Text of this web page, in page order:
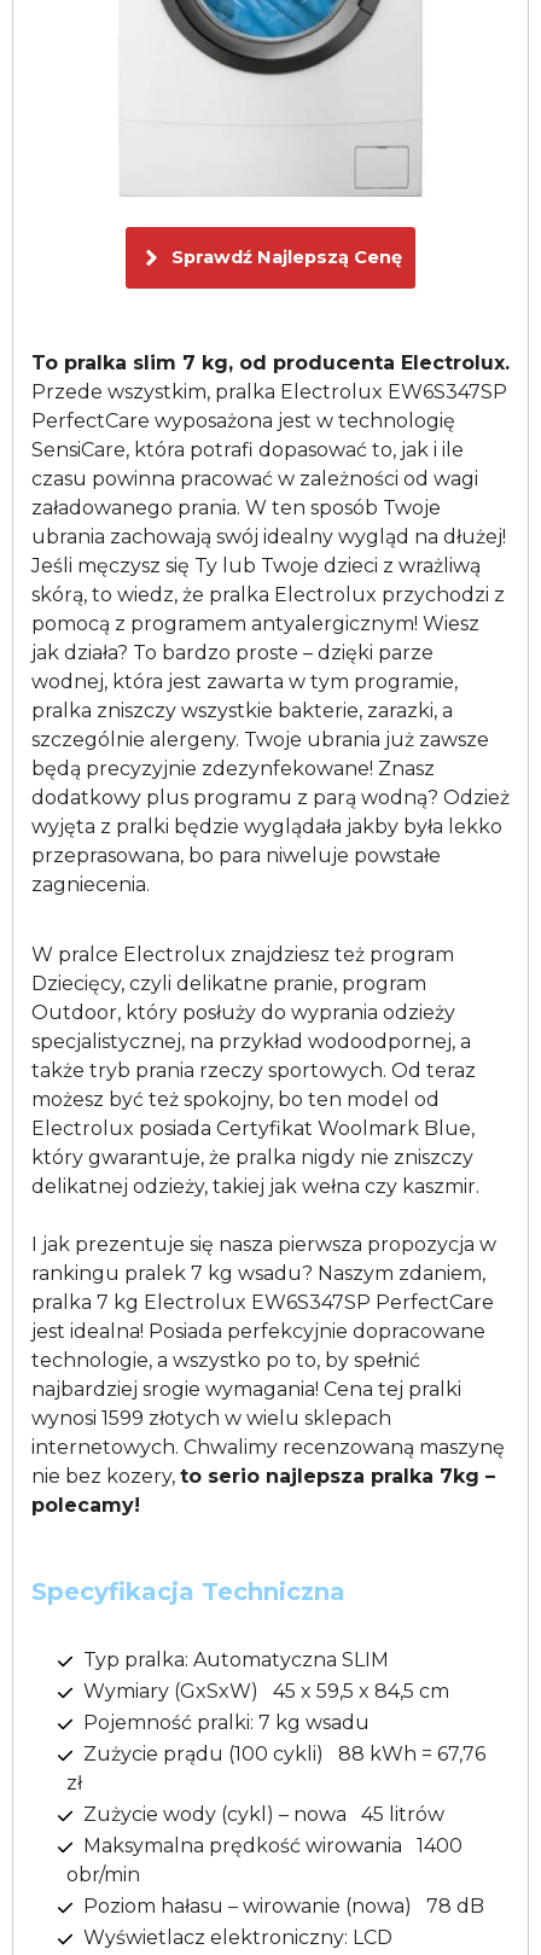
Sprawdź Najlepszą Cenę
To pralka slim 7 kg, od producenta Electrolux.
Przede wszystkim, pralka Electrolux EW6S347SP
PerfectCare wyposażona jest w technologię
SensiCare, która potrafi dopasować to, jak i ile
czasu powinna pracować w zależności od wagi
załadowanego prania. W ten sposób Twoje
ubrania zachowają swój idealny wygląd na dłużej!
Jeśli męczysz się Ty lub Twoje dzieci z wrażliwą
skórą, to wiedz, że pralka Electrolux przychodzi z
pomocą z programem antyalergicznym! Wiesz
jak działa? To bardzo proste – dzięki parze
wodnej, która jest zawarta w tym programie,
pralka zniszczy wszystkie bakterie, zarazki, a
szczególnie alergeny. Twoje ubrania już zawsze
będą precyzyjnie zdezynfekowane! Znasz
dodatkowy plus programu z parą wodną? Odzież
wyjęta z pralki będzie wyglądała jakby była lekko
przeprasowana, bo para niweluje powstałe
zagniecenia.
W pralce Electrolux znajdziesz też program
Dziecięcy, czyli delikatne pranie, program
Outdoor, który posłuży do wyprania odzieży
specjalistycznej, na przykład wodoodpornej, a
także tryb prania rzeczy sportowych. Od teraz
możesz być też spokojny, bo ten model od
Electrolux posiada Certyfikat Woolmark Blue,
który gwarantuje, że pralka nigdy nie zniszczy
delikatnej odzieży, takiej jak wełna czy kaszmir.
I jak prezentuje się nasza pierwsza propozycja w
rankingu pralek 7 kg wsadu? Naszym zdaniem,
pralka 7 kg Electrolux EW6S347SP PerfectCare
jest idealna! Posiada perfekcyjnie dopracowane
technologie, a wszystko po to, by spełnić
najbardziej srogie wymagania! Cena tej pralki
wynosi 1599 złotych w wielu sklepach
internetowych. Chwalimy recenzowaną maszynę
nie bez kozery, to serio najlepsza pralka 7kg –
polecamy!
Specyfikacja Techniczna
Typ pralka: Automatyczna SLIM
Wymiary (GxSxW) 45 x 59,5 x 84,5 cm
Pojemność pralki: 7 kg wsadu
Zużycie prądu (100 cykli) 88 kWh = 67,76
zł
Zużycie wody (cykl) – nowa 45 litrów
Maksymalna prędkość wirowania 1400
obr/min
Poziom hałasu – wirowanie (nowa) 78 dB
Wyświetlacz elektroniczny: LCD